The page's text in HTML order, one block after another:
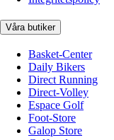
Våra butiker
Basket-Center
Daily Bikers
Direct Running
Direct-Volley
Espace Golf
Foot-Store
Galop Store